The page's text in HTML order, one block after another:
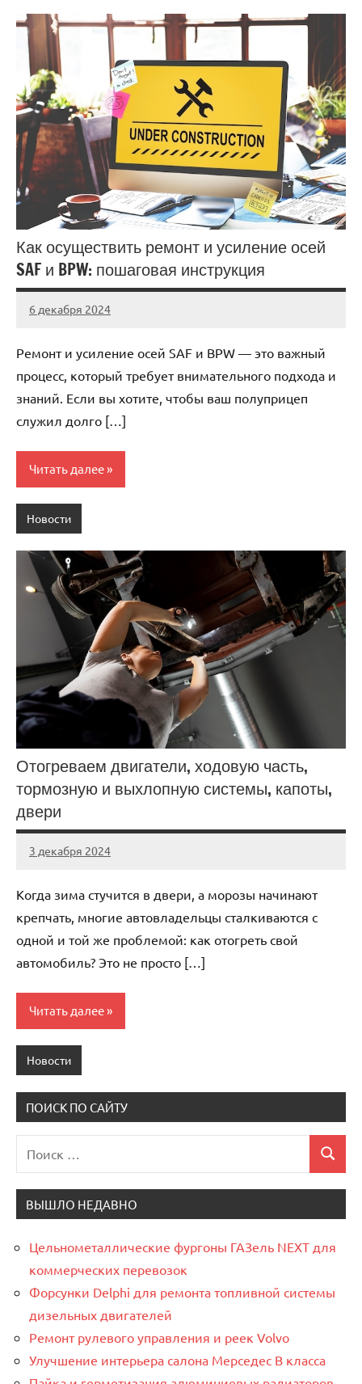
Как осуществить ремонт и усиление осей
SAF и BPW: пошаговая инструкция
6 декабря 2024
Avtor
Нет
Ремонт и усиление осей SAF и BPW — это важный
процесс, который требует внимательного подхода и
знаний. Если вы хотите, чтобы ваш полуприцеп
служил долго […]
Читать далее
Новости
Отогреваем двигатели, ходовую часть,
тормозную и выхлопную системы, капоты,
двери
3 декабря 2024
Avtor
Нет
Когда зима стучится в двери, а морозы начинают
крепчать, многие автовладельцы сталкиваются с
одной и той же проблемой: как отогреть свой
автомобиль? Это не просто […]
Читать далее
Новости
ПОИСК ПО САЙТУ
для:
Поиск
ВЫШЛО НЕДАВНО
Цельнометаллические фургоны ГАЗель NEXT для
коммерческих перевозок
Форсунки Delphi для ремонта топливной системы
дизельных двигателей
Ремонт рулевого управления и реек Volvo
Улучшение интерьера салона Мерседес В класса